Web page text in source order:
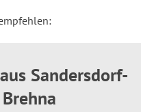
Sandersdorf-